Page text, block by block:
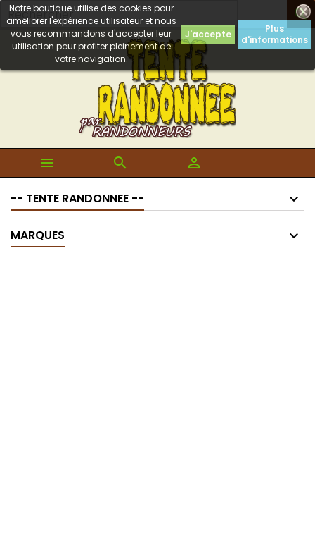

Notre boutique utilise des cookies pour
améliorer l'expérience utilisateur et nous
vous recommandons d'accepter leur
utilisation pour profiter pleinement de
votre navigation.
J'accepte
Plus
d'informations
  
-- TENTE RANDONNEE --
MARQUES